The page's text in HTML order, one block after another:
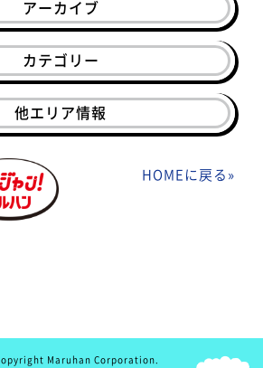
アーカイブ
カテゴリー
他エリア情報
HOMEに戻る»
Maruhan Corporation.